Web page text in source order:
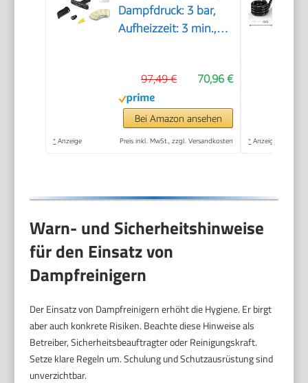
Dampfdruck: 3 bar,
Aufheizzeit: 3 min.,
m², Tank: 200 ml, mit
Hand-, Punktstrahl-
und Powerdüse,
Mikrofaser-Überzug
70,96 €
97,49 €
Bei Amazon ansehen
* Anzeige Preis inkl. MwSt., zzgl. Versandkosten * Anzeige
Warn- und Sicherheitshinweise
für den Einsatz von
Dampfreinigern
Der Einsatz von Dampfreinigern erhöht die Hygiene. Er birgt
aber auch konkrete Risiken. Beachte diese Hinweise als
Betreiber, Sicherheitsbeauftragter oder Reinigungskraft.
Setze klare Regeln um. Schulung und Schutzausrüstung sind
unverzichtbar.